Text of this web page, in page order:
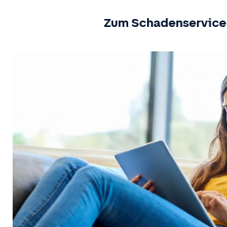
Zum Schadenservice